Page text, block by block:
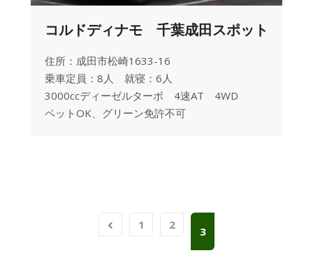
コルドディナモ 千葉成田スポット
住所：成田市松崎1633-16
乗車定員：8人 就寝：6人
3000ccディーゼルターボ 4速AT 4WD
ペットOK、グリーン免許不可
1 2 3